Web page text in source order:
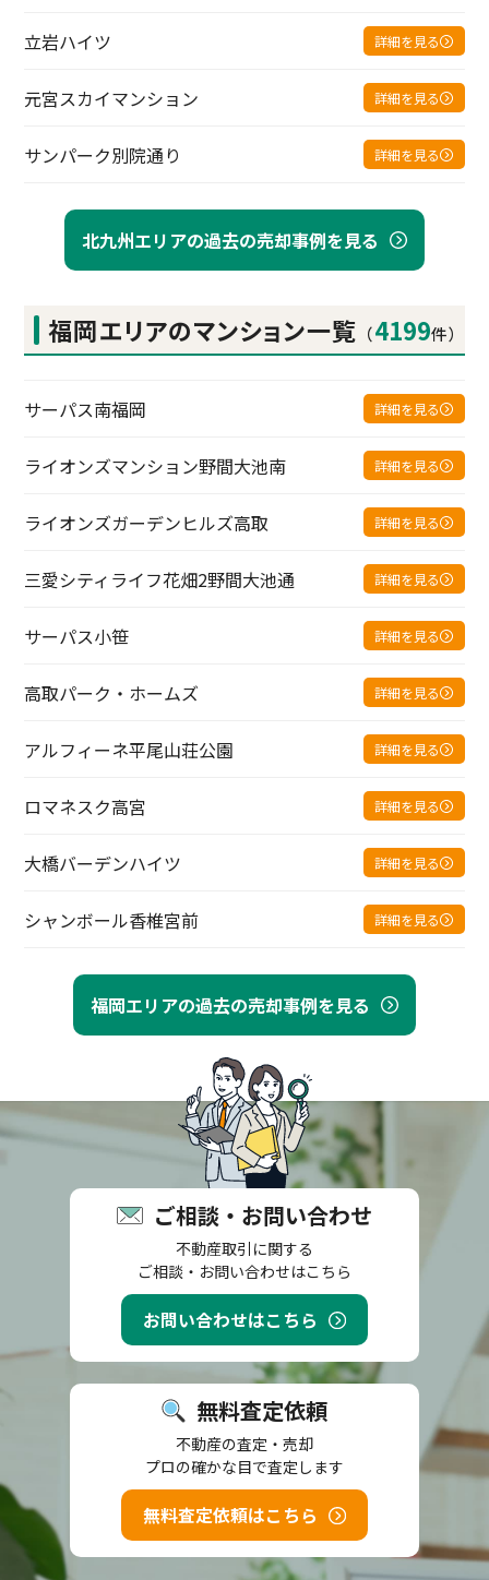
北九州エリアの過去の売却事例を見る
立岩ハイツ 詳細を見る
元宮スカイマンション 詳細を見る
サンパーク別院通り 詳細を見る
福岡エリアの過去の売却事例を見る
福岡エリアのマンション一覧 （4199件）
サーパス南福岡 詳細を見る
ライオンズマンション野間大池南 詳細を見る
ライオンズガーデンヒルズ高取 詳細を見る
三愛シティライフ花畑2野間大池通 詳細を見る
サーパス小笹 詳細を見る
高取パーク・ホームズ 詳細を見る
アルフィーネ平尾山荘公園 詳細を見る
ロマネスク高宮 詳細を見る
大橋バーデンハイツ 詳細を見る
シャンボール香椎宮前 詳細を見る
ご相談・お問い合わせ
不動産取引に関する
ご相談・お問い合わせはこちら
お問い合わせはこちら
無料査定依頼
不動産の査定・売却
プロの確かな目で査定します
無料査定依頼はこちら